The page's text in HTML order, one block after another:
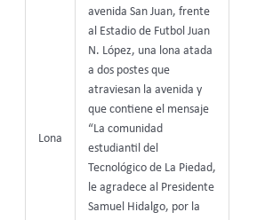
Lona
avenida San Juan, frente
al Estadio de Futbol Juan
N. López, una lona atada
a dos postes que
atraviesan la avenida y
que contiene el mensaje
“La comunidad
estudiantil del
Tecnológico de La Piedad,
le agradece al Presidente
Samuel Hidalgo, por la